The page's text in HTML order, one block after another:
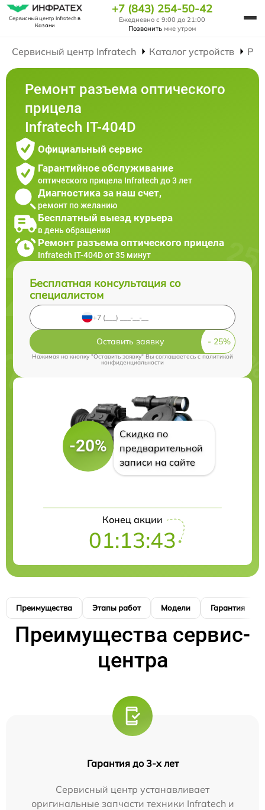
Сервисный центр Infratechв
Казани
+7 (843) 254-50-42
Ежедневно с 9:00 до 21:00
Позвонить мне утром
Сервисный центр Infratech Каталог устройств
Ремонт разъема оптического
прицела
Infratech IT-404D
Официальный сервис
Гарантийное обслуживание
оптического прицела Infratech до 3 лет
Диагностика за наш счет,
ремонт по желанию
Бесплатный выезд курьера
в день обращения
Ремонт разъема оптического прицела
Infratech IT-404D от 35 минут
Бесплатная консультация со
специалистом
Оставить заявку
Нажимая на кнопку "Оставить заявку" Вы соглашаетесь cполитикой
конфиденциальности
-20%
Скидка по
предварительной
записи на сайте
Конец акции
01:13:42
Преимущества Этапы работ Модели Гарантия
Преимущества сервис-
центра
Гарантия до 3-х лет
Сервисный центр устанавливает
оригинальные запчасти техники Infratech и